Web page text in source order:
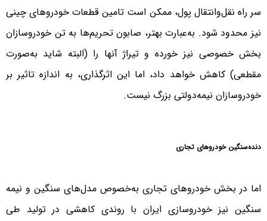
سر راه نقل‌و‌انتقال پول، ممکن است تامین قطعات خودروهای چینی
نیز محدود شود. به‌عبارت بهتر، صابون تحریم‌ها به تن خودروسازان
بخش خصوصی نیز خورده و تیراژ آنها را (البته شاید به‌صورت
مقطعی) کاهش خواهد داد، اما این اثرگذاری، به اندازه تاثیر بر
خودروسازان نیمه‌دولتی بزرگ نیست.
دنده‌سنگین خودروهای تجاری
اما در بخش خودروهای تجاری به‌خصوص مدل‌های سنگین و نیمه
سنگین نیز خودروسازی ایران با روندی کاهشی در تولید طی